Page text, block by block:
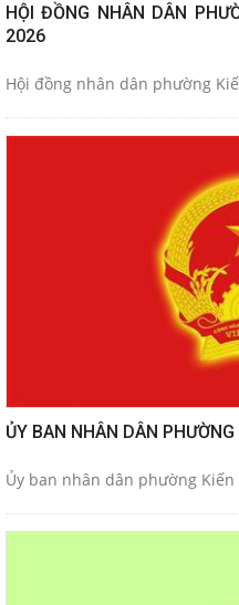
HỘI ĐỒNG NHÂN DÂN
2026
Hội đồng nhân dân phường
ỦY BAN NHÂN DÂN PHƯỜNG
Ủy ban nhân dân phường Kiến